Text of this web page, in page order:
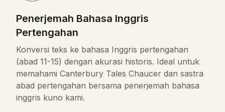
Penerjemah Bahasa Inggris
Pertengahan
Konversi teks ke bahasa Inggris pertengahan
(abad 11-15) dengan akurasi historis. Ideal untuk
memahami Canterbury Tales Chaucer dan sastra
abad pertengahan bersama penerjemah bahasa
inggris kuno kami.